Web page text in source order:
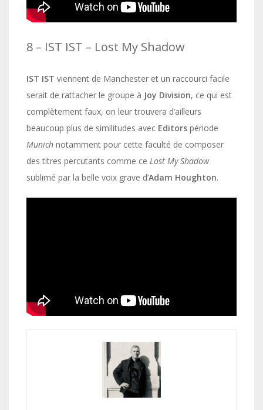
8 – IST IST – Lost My Shadow
IST IST viennent de Manchester et un raccourci facile
serait de rattacher le groupe à Joy Division, ce qui est
complètement faux, on leur trouvera d’ailleurs
beaucoup plus de similitudes avec Editors période
Munich notamment pour cette faculté de composer
des titres percutants comme ce Lost My Shadow
sublimé par la belle voix grave d’Adam Houghton.